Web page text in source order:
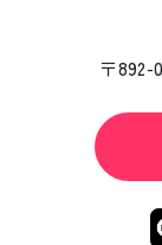
〒892-